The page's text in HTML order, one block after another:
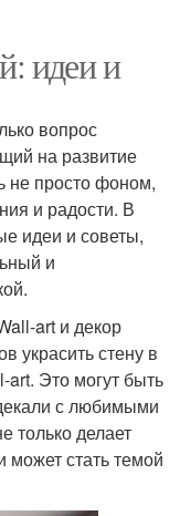
идеи и
вопрос
на развитие
не просто фоном,
и радости. В
идеи и советы,
и
art и декор
украсить стену в
art. Это могут быть
с любимыми
только делает
может стать темой